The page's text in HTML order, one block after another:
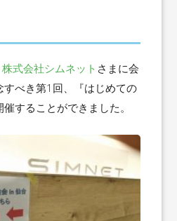
株式会社シムネット さまに会
べき第1回、『はじめての
することができました。